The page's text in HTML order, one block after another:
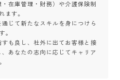
在庫管理・財務）や介護保険制
ます。
じて新たなスキルを身につけら
。
も良し、社外に出てお客様と接
あなたの志向に応じてキャリア